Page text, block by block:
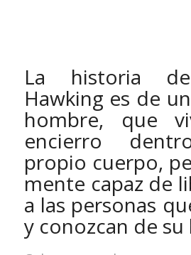
La historia
Hawking es de
hombre, que
encierro
propio cuerpo,
mente capaz de
a las personas
y conozcan de